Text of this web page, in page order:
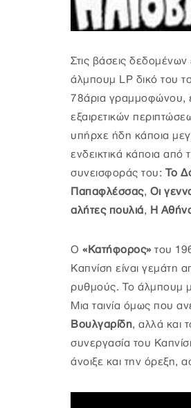
Στις βάσεις
άλμπουμ LP δικό του
78άρια γραμμοφώνου,
εξαιρετικών
υπήρχε ήδη κάποια
ενδεικτικά κάποια
συνεισφοράς του: Το
Παπαφλέσσας, Οι
αλήτες πουλιά, Η
Ο «Κατήφορος» του
Καπνίση είναι γεμάτη
ρυθμούς. Το άλμπουμ
Μια ταινία όμως που
Βουλγαρίδη, αλλά και
συνεργασία του
άνοιξε και την όρεξη,